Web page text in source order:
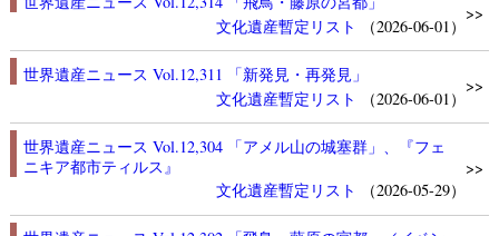
文化遺産暫定リスト （2026-06-01）
>>
世界遺産ニュース Vol.12,311 「新発見・再発見」
文化遺産暫定リスト （2026-06-01）
>>
世界遺産ニュース Vol.12,304 「アメル山の城塞群」、『フェ
ニキア都市ティルス』
文化遺産暫定リスト （2026-05-29）
>>